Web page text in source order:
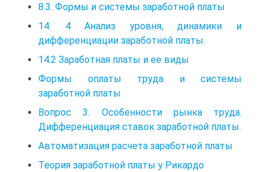
8.3. Формы и системы заработной платы
14. 4 Анализ уровня, динамики и
дифференциации заработной платы.
14.2 Заработная платы и ее виды
Формы оплаты труда и системы
заработной платы
Вопрос 3. Особенности рынка труда.
Дифференциация ставок заработной платы.
Автоматизация расчета заработной платы
Теория заработной платы у Рикардо